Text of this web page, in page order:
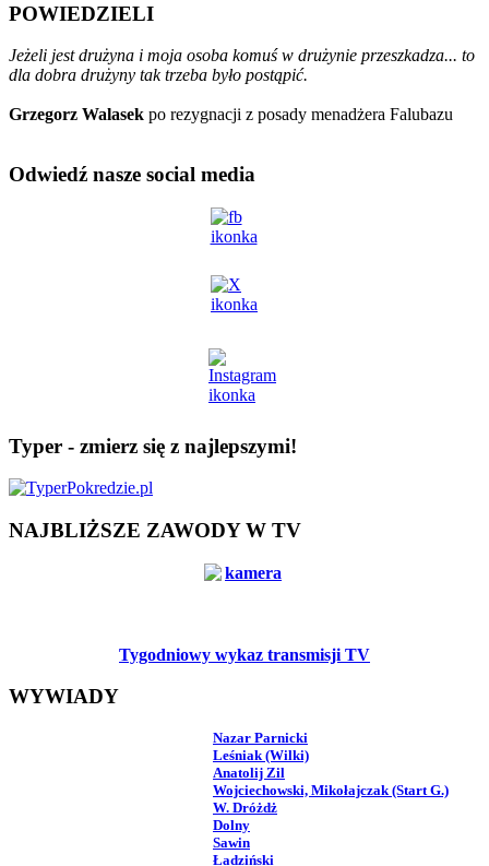
POWIEDZIELI
Jeżeli jest drużyna i moja osoba komuś w drużynie przeszkadza... to
dla dobra drużyny tak trzeba było postąpić.
Grzegorz Walasek po rezygnacji z posady menadżera Falubazu
Odwiedź nasze social media
Typer - zmierz się z najlepszymi!
NAJBLIŻSZE ZAWODY W TV
Tygodniowy wykaz transmisji TV
WYWIADY
Nazar Parnicki
Leśniak (Wilki)
Anatolij Zil
Wojciechowski, Mikołajczak (Start G.)
W. Dróżdż
Dolny
Sawin
Ładziński